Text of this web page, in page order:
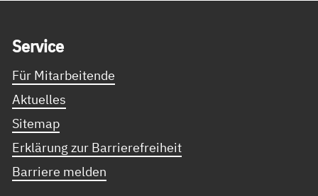
Ser­vice
Für Mitarbeitende
Aktuelles
Sitemap
Erklärung zur Barrierefreiheit
Barriere melden